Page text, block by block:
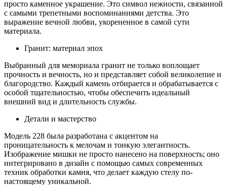
просто каменное украшение. Это символ нежности, связанной
с самыми трепетными воспоминаниями детства. Это
выражение вечной любви, укорененное в самой сути
материала.
Гранит: материал эпох
Выбранный для мемориала гранит не только воплощает
прочность и вечность, но и представляет собой великолепие и
благородство. Каждый камень отбирается и обрабатывается с
особой тщательностью, чтобы обеспечить идеальный
внешний вид и длительность службы.
Детали и мастерство
Модель 228 была разработана с акцентом на
проницательность к мелочам и тонкую элегантность.
Изображение мишки не просто нанесено на поверхность; оно
интегрировано в дизайн с помощью самых современных
техник обработки камня, что делает каждую стелу по-
настоящему уникальной.